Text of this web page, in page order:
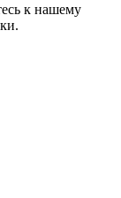
к нашему